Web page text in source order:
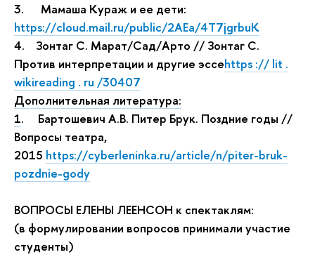
3. Мамаша Кураж и ее дети:
https://cloud.mail.ru/public/2AEa/4T7jgrbuK
4. Зонтаг C. Марат/Сад/Арто // Зонтаг C.
Против интерпретации и другие эссеhttps :// lit .
wikireading . ru /30407
Дополнительная литература:
1.
Бартошевич А.В. Питер Брук. Поздние годы //
Вопросы театра,
2015 https://cyberleninka.ru/article/n/piter-bruk-
pozdnie-gody
ВОПРОСЫ ЕЛЕНЫ ЛЕЕНСОН к спектаклям:
(в формулировании вопросов принимали участие
студенты)